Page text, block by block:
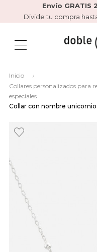
Envío GRATIS
Divide tu compra
Inicio
Collares personalizados para
especiales
Collar con nombre unicornio